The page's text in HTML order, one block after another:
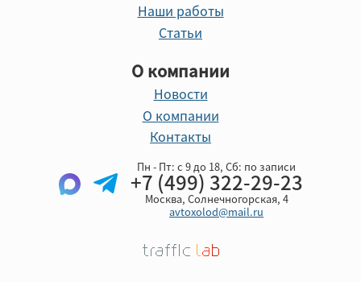
Наши работы
Статьи
О компании
Новости
О компании
Контакты
Пн - Пт: с 9 до 18, Cб: по записи
+7 (499) 322-29-23
Москва, Солнечногорская, 4
avtoxolod@mail.ru